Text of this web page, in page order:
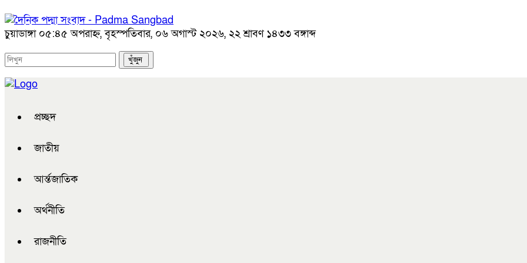
চুয়াডাঙ্গা ০৫:৪৫ অপরাহ্ন, বৃহস্পতিবার, ০৬ অগাস্ট ২০২৬, ২২ শ্রাবণ ১৪৩৩ বঙ্গাব্দ
প্রচ্ছদ
জাতীয়
আর্ন্তজাতিক
অর্থনীতি
রাজনীতি